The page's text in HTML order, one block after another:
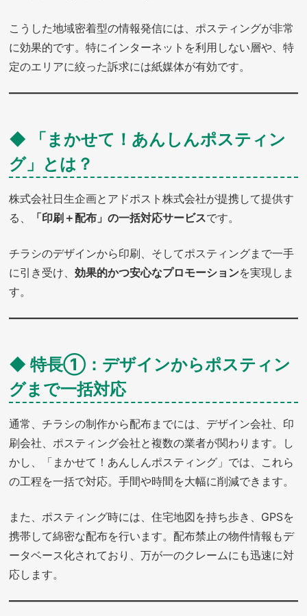
こうした地域密着型の情報発信には、ポスティングが非常
に効果的です。特にインターネットを利用しない層や、特
定のエリアに絞った訴求には紙媒体が有効です。
◆ 「まかせて！あんしんポスティン
グ」とは？
株式会社日生企画とアドポスト株式会社が提携して提供す
る、
「印刷＋配布」の一括対応サービスです。
チラシのデザインから印刷、そしてポスティングまで一手
に引き受け、効果的かつ安心なプロモーションを実現しま
す。
◆ 特長①：デザインからポスティン
グまで一括対応
通常、チラシの制作から配布までには、デザイン会社、印
刷会社、ポスティング会社と複数の業者が関わります。し
かし、「まかせて！あんしんポスティング」では、これら
の工程を一括で対応。手間や時間を大幅に削減できます。
また、ポスティング時には、住宅地図を持ち歩き、GPSを
携帯して綿密な配布を行います。配布禁止の物件情報もデ
ータベース化されており、万が一のクレームにも迅速に対
応します。